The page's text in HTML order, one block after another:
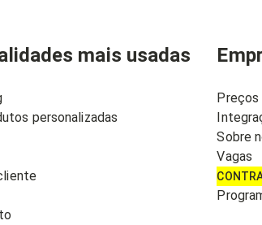
mais usadas
personalizadas
Preços
Sobre
Vagas